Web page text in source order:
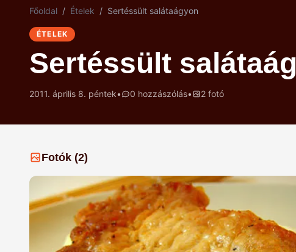
Főoldal / Ételek / Sertéssült salátaágyon
ÉTELEK
Sertéssült
2011. április 8. péntek• 0 hozzászólás• 2 fotó
Fotók (2)